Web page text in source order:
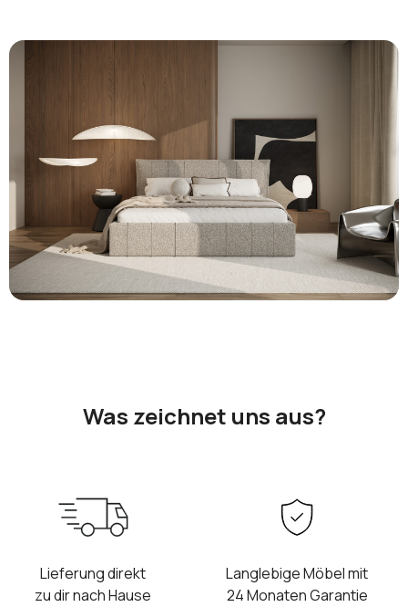
Was zeichnet uns aus?
Lieferung direkt
zu dir nach Hause
Langlebige Möbel mit
24 Monaten Garantie